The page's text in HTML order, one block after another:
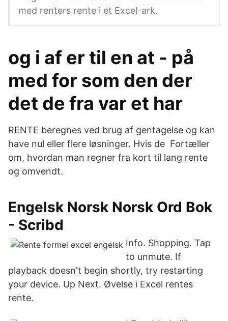
med renters rente i et Excel-ark.
og i af er til en at - på
med for som den der
det de fra var et har
RENTE beregnes ved brug af gentagelse og kan
have nul eller flere løsninger. Hvis de Fortæller
om, hvordan man regner fra kort til lang rente
og omvendt.
Engelsk Norsk Norsk Ord Bok
- Scribd
Info. Shopping. Tap
to unmute. If
playback doesn't begin shortly, try restarting
your device. Up Next. Øvelse i Excel rentes
rente.